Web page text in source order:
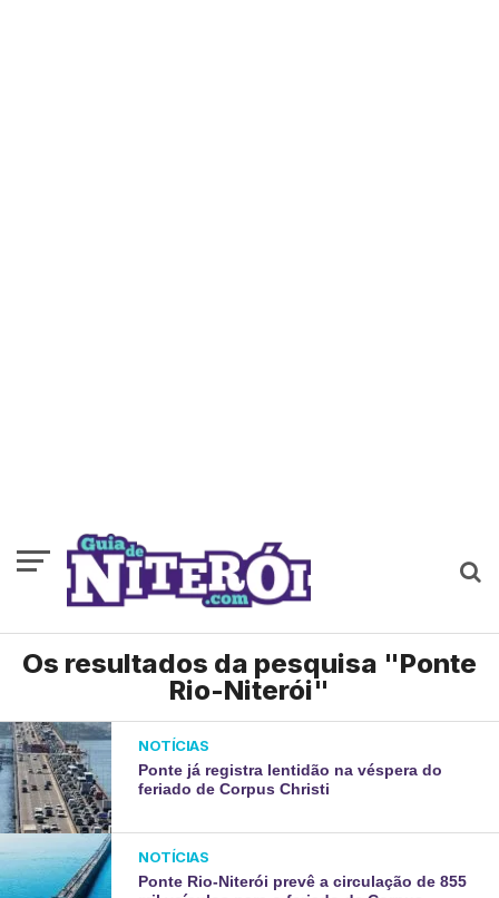
Os resultados da pesquisa "Ponte
Rio-Niterói"
NOTÍCIAS
Ponte já registra lentidão na véspera do
feriado de Corpus Christi
NOTÍCIAS
Ponte Rio-Niterói prevê a circulação de 855